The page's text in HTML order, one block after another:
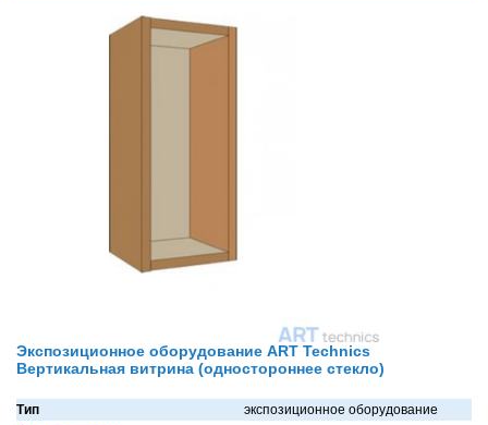
Экспозиционное оборудование ART Technics
Вертикальная витрина (одностороннее стекло)
Тип
экспозиционное оборудование